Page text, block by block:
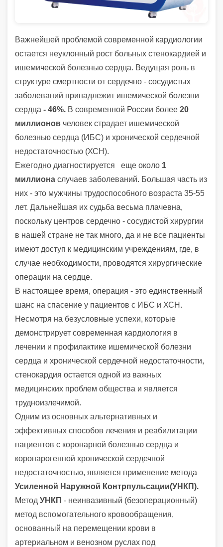
Важнейшей проблемой современной кардиологии
остается неуклонный рост больных стенокардией и
ишемической болезнью сердца. Ведущая роль в
структуре смертности от сердечно - сосудистых
заболеваний принадлежит ишемической болезни
сердца - 46%. В современной России более 20
миллионов человек страдает ишемической
болезнью сердца (ИБС) и хронической сердечной
недостаточностью (ХСН).
Ежегодно диагностируется еще около 1
миллиона случаев заболеваний. Большая часть из
них - это мужчины трудоспособного возрас­та 35-55
лет. Дальнейшая их судьба весьма плачевна,
поскольку центров сердечно - сосудистой хирургии
в нашей стране не так много, да и не все пациенты
имеют доступ к медицинским учреждениям, где, в
случае необходимости, проводятся хирургические
операции на сердце.
В настоящее время, операция - это единственный
шанс на спасение у пациентов с ИБС и ХСН.
Несмотря на безусловные успехи, которые
демонстрирует современная кардиология в
лечении и профилактике ишемической болезни
сердца и хронической сердечной недостаточности,
стенокардия остается одной из важных
медицинских проблем общества и является
трудноизлечимой.
Одним из основных альтернативных и
эффективных способов лечения и реабилитации
пациентов с коронарной болезнью сердца и
коронарогенной хронической сердечной
недостаточностью, является применение метода
Усиленной Наружной Контрпульсации(УНКП).
Метод УНКП - неинвазивный (безоперационный)
метод вспомогательного кровообращения,
основанный на перемещении крови в
артериальном и венозном руслах под